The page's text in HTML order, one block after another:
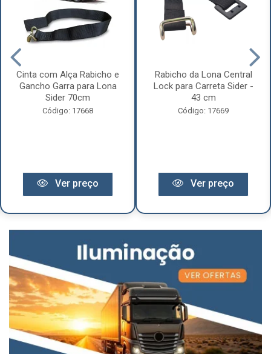
Cinta com Alça Rabicho e
Gancho Garra para Lona
Sider 70cm
Código: 17668
Ver preço
Rabicho da Lona Central
Lock para Carreta Sider -
43 cm
Código: 17669
Ver preço